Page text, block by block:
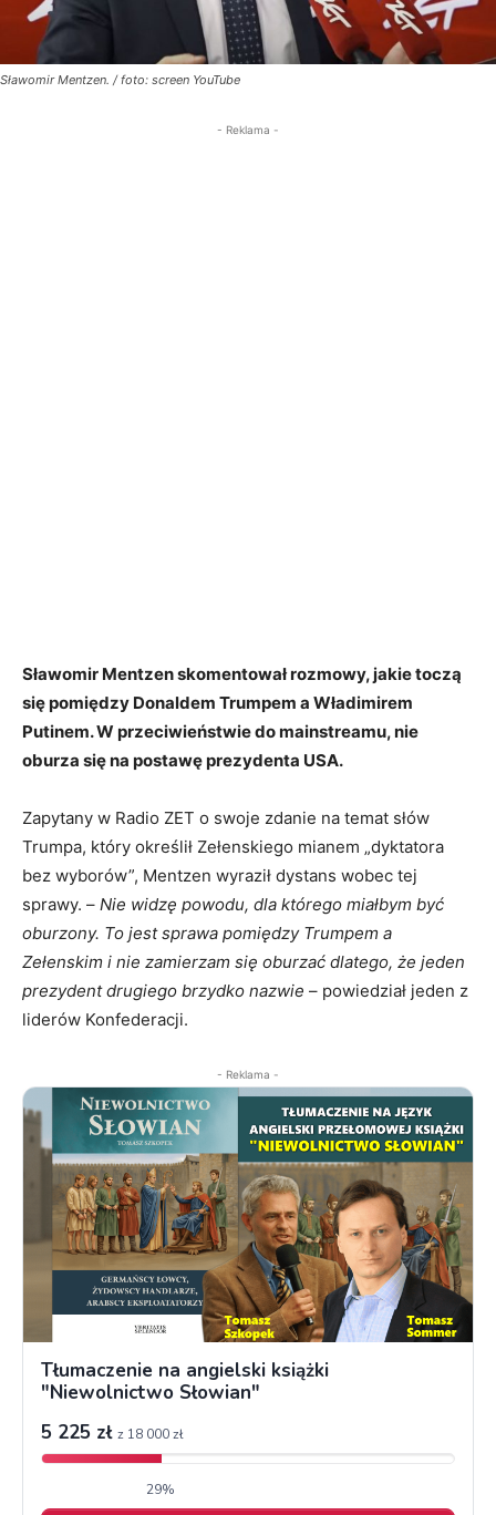
Sławomir Mentzen. / foto: screen YouTube
- Reklama -
Sławomir Mentzen skomentował rozmowy, jakie toczą
się pomiędzy Donaldem Trumpem a Władimirem
Putinem. W przeciwieństwie do mainstreamu, nie
oburza się na postawę prezydenta USA.
Zapytany w Radio ZET o swoje zdanie na temat słów
Trumpa, który określił Zełenskiego mianem „dyktatora
bez wyborów”, Mentzen wyraził dystans wobec tej
sprawy. – Nie widzę powodu, dla którego miałbym być
oburzony. To jest sprawa pomiędzy Trumpem a
Zełenskim i nie zamierzam się oburzać dlatego, że jeden
prezydent drugiego brzydko nazwie – powiedział jeden z
liderów Konfederacji.
- Reklama -